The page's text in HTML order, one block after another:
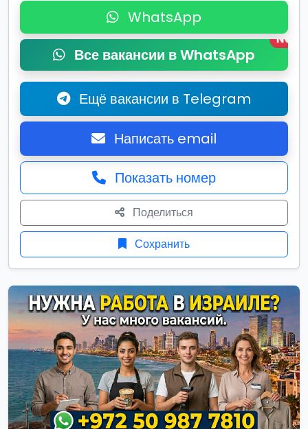
WhatsApp
Все вакансии в WhatsApp
New
Ещё вакансии в Telegram
Написать email
Показать номер
Поделиться
Сохранить